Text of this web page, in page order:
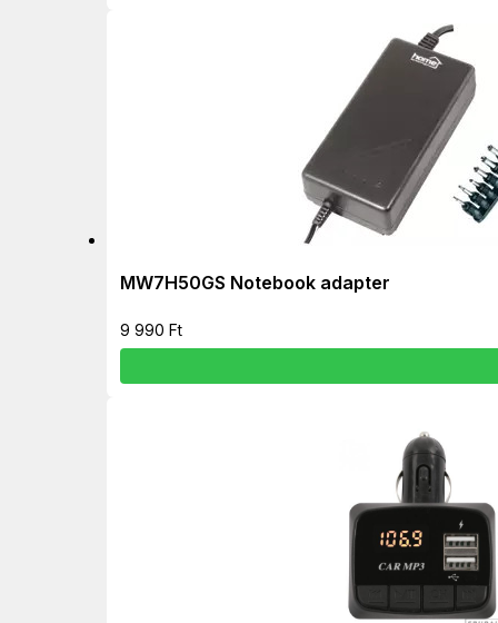
MW7H50GS Notebook adapter
9 990 Ft